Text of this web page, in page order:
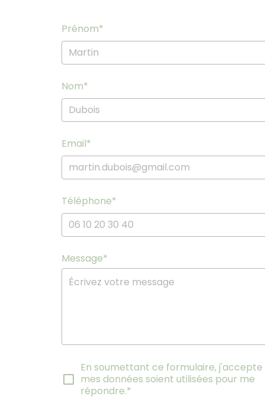
Prénom*
Nom*
Email*
Téléphone*
Message*
En soumettant ce formulaire, j'accepte
mes données soient utilisées pour me
répondre.*